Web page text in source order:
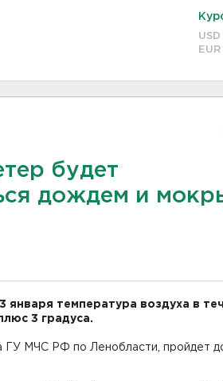
будет
дождем и
января температура воздуха в
3 градуса.
ГУ МЧС РФ по Ленобласти, пройдет